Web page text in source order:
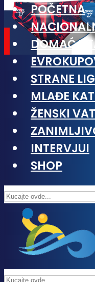
POČETNA
DOMAĆA
STRANE
MLAĐE
ŽENSKI
INTERVJUI
SHOP